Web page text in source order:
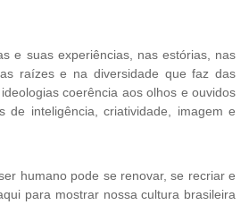
e suas experiências, nas estórias, nas
raízes e na diversidade que faz das
coerência aos olhos e ouvidos
de inteligência, criatividade, imagem e
humano pode se renovar, se recriar e
para mostrar nossa cultura brasileira